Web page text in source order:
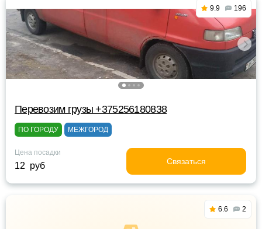
9.9 196
Перевозим грузы +375256180838
ПО ГОРОДУ МЕЖГОРОД
Цена посадки
12 руб Связаться
6.6 2